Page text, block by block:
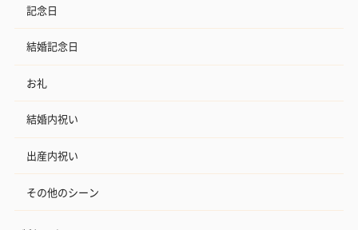
記念日
結婚記念日
お礼
結婚内祝い
出産内祝い
その他のシーン